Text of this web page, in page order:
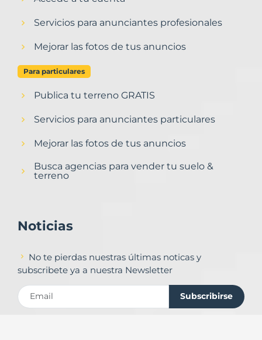
Servicios para anunciantes profesionales
Mejorar las fotos de tus anuncios
Para particulares
Publica tu terreno GRATIS
Servicios para anunciantes particulares
Mejorar las fotos de tus anuncios
Busca agencias para vender tu suelo &
terreno
Noticias
No te pierdas nuestras últimas noticas y
subscribete ya a nuestra Newsletter
Subscribirse